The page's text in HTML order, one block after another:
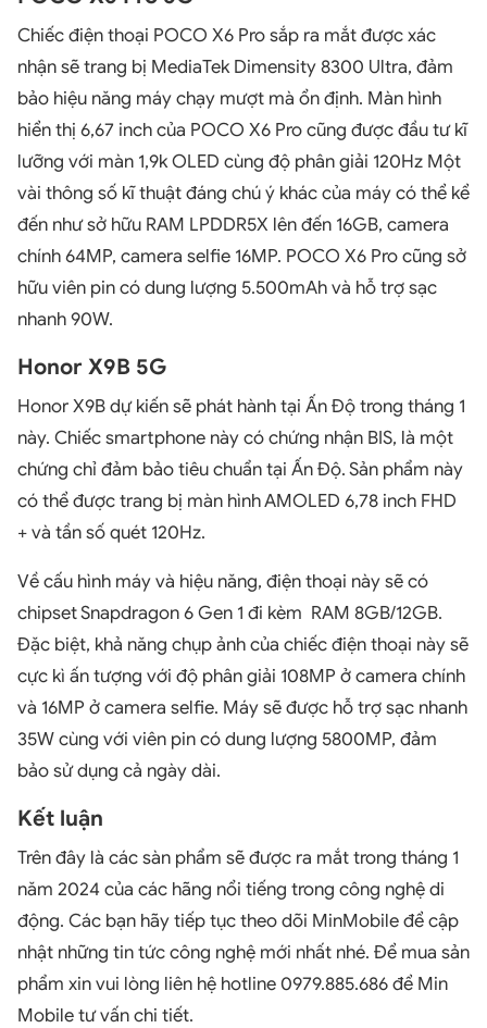
Chiếc điện thoại POCO X6 Pro sắp ra mắt được xác
nhận sẽ trang bị MediaTek Dimensity 8300 Ultra, đảm
bảo hiệu năng máy chạy mượt mà ổn định. Màn hình
hiển thị 6,67 inch của POCO X6 Pro cũng được đầu tư kĩ
lưỡng với màn 1,9k OLED cùng độ phân giải 120Hz Một
vài thông số kĩ thuật đáng chú ý khác của máy có thể kể
đến như sở hữu RAM LPDDR5X lên đến 16GB, camera
chính 64MP, camera selfie 16MP. POCO X6 Pro cũng sở
hữu viên pin có dung lượng 5.500mAh và hỗ trợ sạc
nhanh 90W.
Honor X9B 5G
Honor X9B dự kiến sẽ phát hành tại Ấn Độ trong tháng 1
này. Chiếc smartphone này có chứng nhận BIS, là một
chứng chỉ đảm bảo tiêu chuẩn tại Ấn Độ. Sản phẩm này
có thể được trang bị màn hình AMOLED 6,78 inch FHD
+ và tần số quét 120Hz.
Về cấu hình máy và hiệu năng, điện thoại này sẽ có
chipset Snapdragon 6 Gen 1 đi kèm RAM 8GB/12GB.
Đặc biệt, khả năng chụp ảnh của chiếc điện thoại này sẽ
cực kì ấn tượng với độ phân giải 108MP ở camera chính
và 16MP ở camera selfie. Máy sẽ được hỗ trợ sạc nhanh
35W cùng với viên pin có dung lượng 5800MP, đảm
bảo sử dụng cả ngày dài.
Kết luận
Trên đây là các sàn phẩm sẽ được ra mắt trong tháng 1
năm 2024 của các hãng nổi tiếng trong công nghệ di
động. Các bạn hãy tiếp tục theo dõi MinMobile để cập
nhật những tin tức công nghệ mới nhất nhé. Để mua sản
phẩm xin vui lòng liên hệ hotline 0979.885.686 để Min
Mobile tư vấn chi tiết.